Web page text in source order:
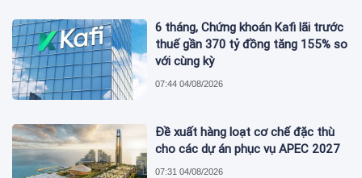
6 tháng, Chứng khoán Kafi lãi trước
thuế gần 370 tỷ đồng tăng 155% so
với cùng kỳ
07:44 04/08/2026
Đề xuất hàng loạt cơ chế đặc thù
cho các dự án phục vụ APEC 2027
07:31 04/08/2026